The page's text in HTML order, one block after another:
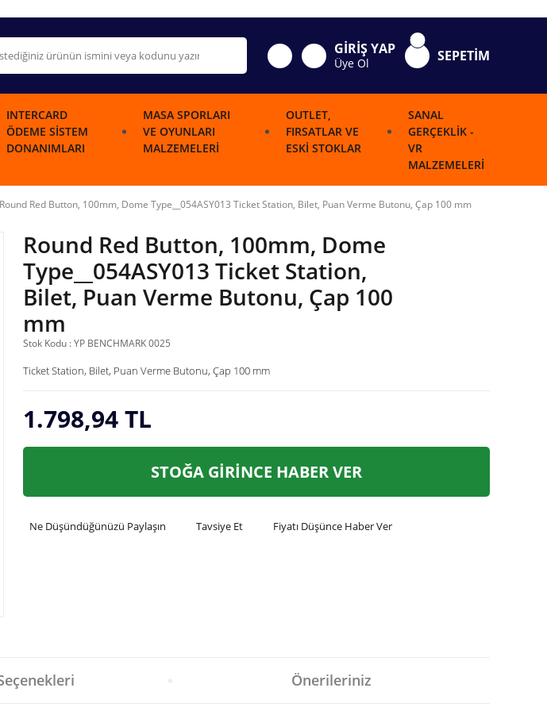
GİRİŞ YAP
Üye Ol SEPETİM
INTERCARD
ÖDEME SISTEM
DONANIMLARI
MASA SPORLARI
VE OYUNLARI
MALZEMELERI
OUTLET,
FIRSATLAR VE
ESKI STOKLAR
SANAL
GERÇEKLIK -
VR
MALZEMELERI
Round Red Button, 100mm, Dome Type__054ASY013 Ticket Station, Bilet, Puan Verme Butonu, Çap 100 mm
Round Red Button, 100mm, Dome
Type__054ASY013 Ticket Station,
Bilet, Puan Verme Butonu, Çap 100
mm
Stok Kodu : YP BENCHMARK 0025
Ticket Station, Bilet, Puan Verme Butonu, Çap 100 mm
1.798,94 TL
STOĞA GİRİNCE HABER VER
Ne Düşündüğünüzü Paylaşın Tavsiye Et Fiyatı Düşünce Haber Ver
Önerileriniz